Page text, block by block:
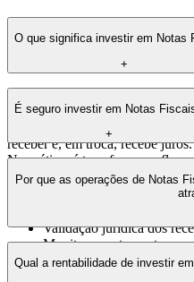
O que significa investir em Notas
+
As notas fiscais representam
receber de seus clientes.
Quando você investe, antecipa
receber e, em troca, recebe juros.
Na prática, é transformar o fluxo
empresas em uma
É seguro investir em Notas
+
Como todo investimento em
risco é reduzido por meio de:
Análise criteriosa das
Validação jurídica dos
Monitoramento em tempo
Isso traz mais previsibilidade e
Por que as operações de Notas
Porque atuamos em um espaço
bancos: operações menores,
Qual a rentabilidade de investir